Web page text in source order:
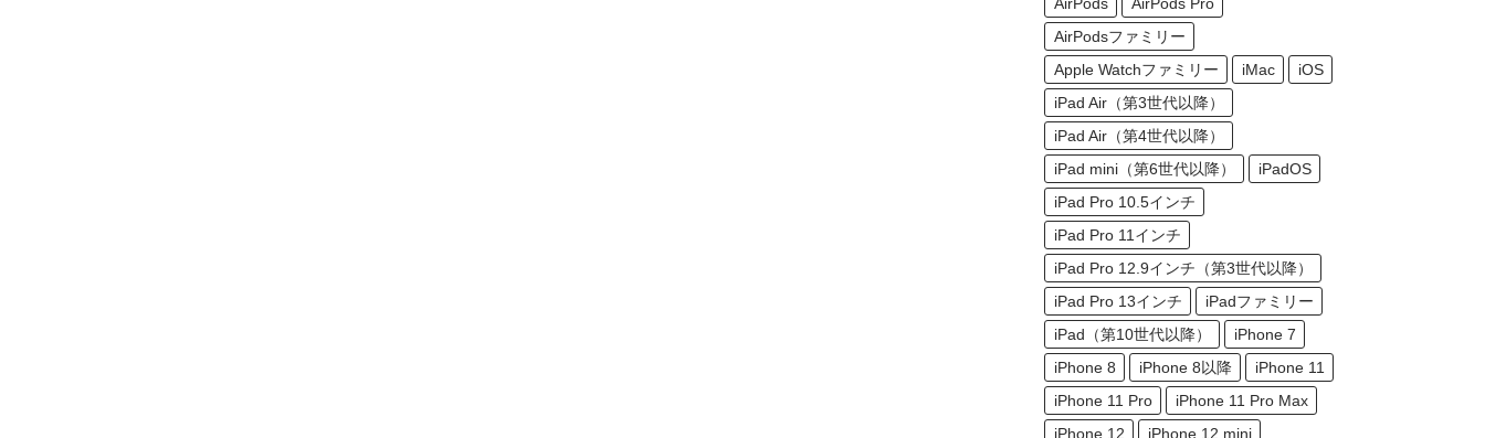
AirPodsファミリー
Apple Watchファミリー
iMac
iOS
iPad Air（第3世代以降）
iPad Air（第4世代以降）
iPad mini（第6世代以降）
iPadOS
iPad Pro 10.5インチ
iPad Pro 11インチ
iPad Pro 12.9インチ（第3世代以降）
iPad Pro 13インチ
iPadファミリー
iPad（第10世代以降）
iPhone 7
iPhone 8
iPhone 8以降
iPhone 11
iPhone 11 Pro
iPhone 11 Pro Max
iPhone 12
iPhone 12 mini